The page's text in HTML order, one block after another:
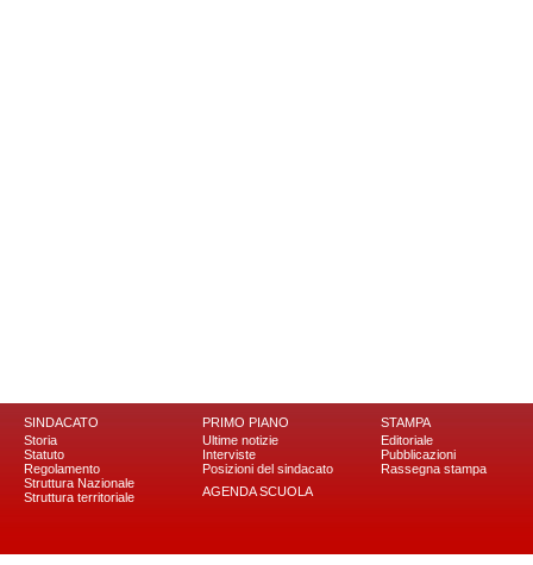
SINDACATO
Storia
Statuto
Regolamento
Struttura Nazionale
Struttura territoriale
PRIMO PIANO
Ultime notizie
Interviste
Posizioni del sindacato
AGENDA SCUOLA
STAMPA
Editoriale
Pubblicazioni
Rassegna stampa